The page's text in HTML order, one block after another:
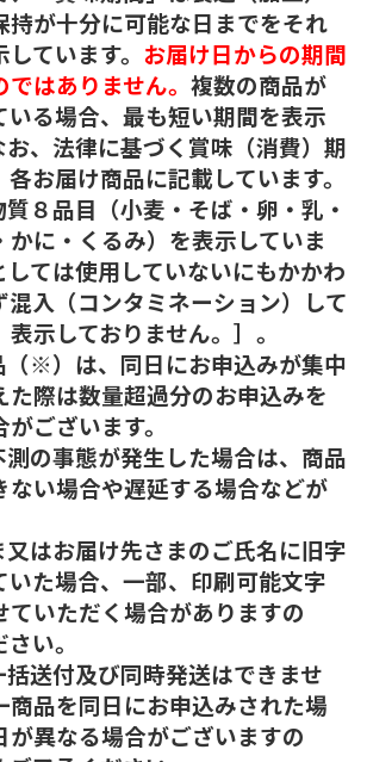
持が十分に可能な日までをそれ
ています。 お届け日からの期間
はありません。 複数の商品が
いる場合、最も短い期間を表示
お、法律に基づく賞味（消費）期
お届け商品に記載しています。
８品目（小麦・そば・卵・乳・
に・くるみ）を表示していま
しては使用していないにもかかわ
混入（コンタミネーション）して
示しておりません。］。
（※）は、同日にお申込みが集中
た際は数量超過分のお申込みを
ございます。
の事態が発生した場合は、商品
ない場合や遅延する場合などが
はお届け先さまのご氏名に旧字
いた場合、一部、印刷可能文字
ていただく場合がありますの
い。
送付及び同時発送はできませ
商品を同日にお申込みされた場
が異なる場合がございますの